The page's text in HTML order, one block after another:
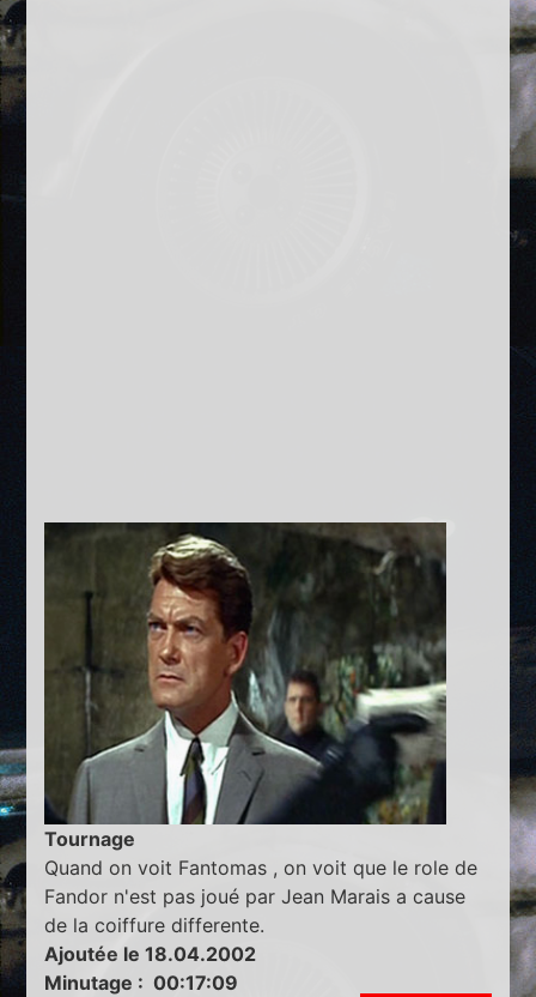
Tournage
Quand on voit Fantomas , on voit que le role de
Fandor n'est pas joué par Jean Marais a cause
de la coiffure differente.
Ajoutée le 18.04.2002
Minutage : 00:17:09